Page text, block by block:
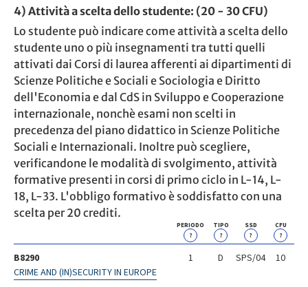
4) Attività a scelta dello studente: (20 - 30 CFU)
Lo studente può indicare come attività a scelta dello
studente uno o più insegnamenti tra tutti quelli
attivati dai Corsi di laurea afferenti ai dipartimenti di
Scienze Politiche e Sociali e Sociologia e Diritto
dell'Economia e dal CdS in Sviluppo e Cooperazione
internazionale, nonchè esami non scelti in
precedenza del piano didattico in Scienze Politiche
Sociali e Internazionali. Inoltre può scegliere,
verificandone le modalità di svolgimento, attività
formative presenti in corsi di primo ciclo in L-14, L-
18, L-33. L'obbligo formativo è soddisfatto con una
scelta per 20 crediti.
PERIODO
?
TIPO
?
SSD
?
CFU
?
B8290
CRIME AND (IN)SECURITY IN EUROPE
1 D SPS/04 10